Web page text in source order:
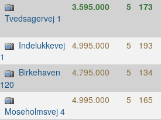
Tvedsagervej 1
3.595.000 5 173
Indelukkevej
1
4.995.000 5 193
Birkehaven
120
4.795.000 5 134
Moseholmsvej 4
4.995.000 5 165